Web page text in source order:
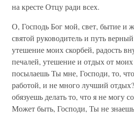
на кресте Отцу ради всех.
О, Господь Бог мой, свет, бытие и
святой руководитель и путь
утешение моих скорбей, радость
печалей, утешение и отдых от
посылаешь Ты мне, Господи, то,
работой, и не много лучший
обязуешь делать то, что я не могу
Может быть, Господи, Ты не